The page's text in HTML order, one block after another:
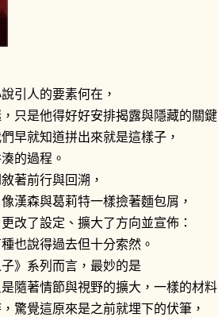
引人的要素何在，
只是他得好好安排揭露與隱藏的關
早就知道拼出來就是這樣子，
的過程。
著前行與回溯，
漢森與葛莉特一樣撿著麵包屑，
改了設定、擴大了方向並宣佈：
也說得過去但十分索然。
》系列而言，最妙的是
隨著情節與視野的擴大，一樣的材
驚覺這原來是之前就埋下的伏筆，